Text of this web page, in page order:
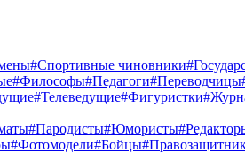
#Спортивные чиновники
#Философы#Педагоги#Переводчицы
#Телеведущие#Фигуристки
#Пародисты#Юмористы
#Фотомодели#Бойцы